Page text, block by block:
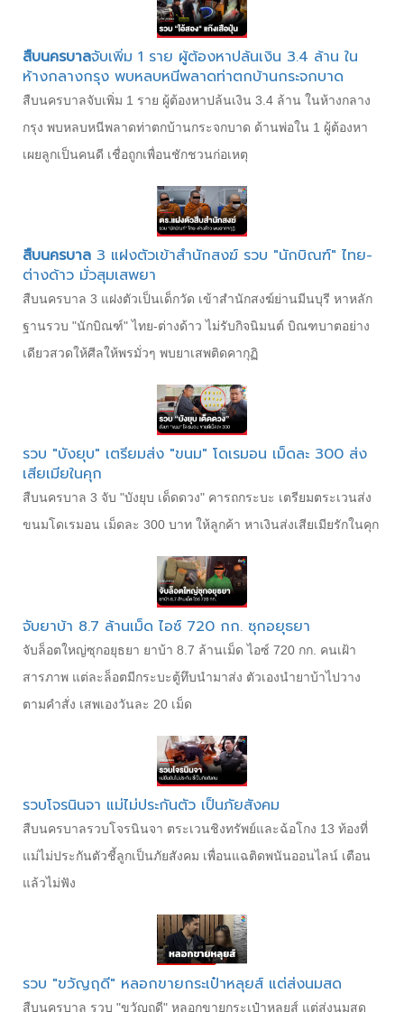
สืบนครบาลจับเพิ่ม 1 ราย ผู้ต้องหาปล้นเงิน 3.4 ล้าน ใน
ห้างกลางกรุง พบหลบหนีพลาดท่าตกบ้านกระจกบาด
สืบนครบาลจับเพิ่ม 1 ราย ผู้ต้องหาปล้นเงิน 3.4 ล้าน ในห้างกลาง
กรุง พบหลบหนีพลาดท่าตกบ้านกระจกบาด ด้านพ่อใน 1 ผู้ต้องหา
เผยลูกเป็นคนดี เชื่อถูกเพื่อนชักชวนก่อเหตุ
สืบนครบาล 3 แฝงตัวเข้าสำนักสงฆ์ รวบ "นักบิณฑ์" ไทย-
ต่างด้าว มั่วสุมเสพยา
สืบนครบาล 3 แฝงตัวเป็นเด็กวัด เข้าสำนักสงฆ์ย่านมีนบุรี หาหลัก
ฐานรวบ "นักบิณฑ์" ไทย-ต่างด้าว ไม่รับกิจนิมนต์ บิณฑบาตอย่าง
เดียวสวดให้ศีลให้พรมั่วๆ พบยาเสพติดคากุฏิ
รวบ "บังยุบ" เตรียมส่ง "ขนม" โดเรมอน เม็ดละ 300 ส่ง
เสียเมียในคุก
สืบนครบาล 3 จับ "บังยุบ เด็ดดวง" คารถกระบะ เตรียมตระเวนส่ง
ขนมโดเรมอน เม็ดละ 300 บาท ให้ลูกค้า หาเงินส่งเสียเมียรักในคุก
จับยาบ้า 8.7 ล้านเม็ด ไอซ์ 720 กก. ซุกอยุธยา
จับล็อตใหญ่ซุกอยุธยา ยาบ้า 8.7 ล้านเม็ด ไอซ์ 720 กก. คนเฝ้า
สารภาพ แต่ละล็อตมีกระบะตู้ทึบนำมาส่ง ตัวเองนำยาบ้าไปวาง
ตามคำสั่ง เสพเองวันละ 20 เม็ด
รวบโจรนินจา แม่ไม่ประกันตัว เป็นภัยสังคม
สืบนครบาลรวบโจรนินจา ตระเวนชิงทรัพย์และฉ้อโกง 13 ท้องที่
แม่ไม่ประกันตัวชี้ลูกเป็นภัยสังคม เพื่อนแฉติดพนันออนไลน์ เตือน
แล้วไม่ฟัง
รวบ "ขวัญฤดี" หลอกขายกระเป๋าหลุยส์ แต่ส่งนมสด
สืบนครบาล รวบ "ขวัญฤดี" หลอกขายกระเป๋าหลุยส์ แต่ส่งนมสด